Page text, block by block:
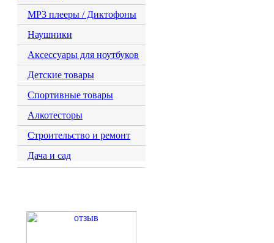
MP3 плееры / Диктофоны
Наушники
Аксессуары для ноутбуков
Детские товары
Спортивные товары
Алкотесторы
Строительство и ремонт
Дача и сад